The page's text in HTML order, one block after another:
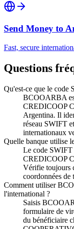
Send Money to
Fast, secure
Questions
Qu'est-ce que le
BCOOARBA
CREDICOOP
Argentina. Il
réseau SWIFT
internationaux
Quelle banque utilise
Le code
CREDICOOP
Vérifie toujours
coordonnées
Comment utiliser
l'international ?
Saisis
formulaire de
du bénéficiaire